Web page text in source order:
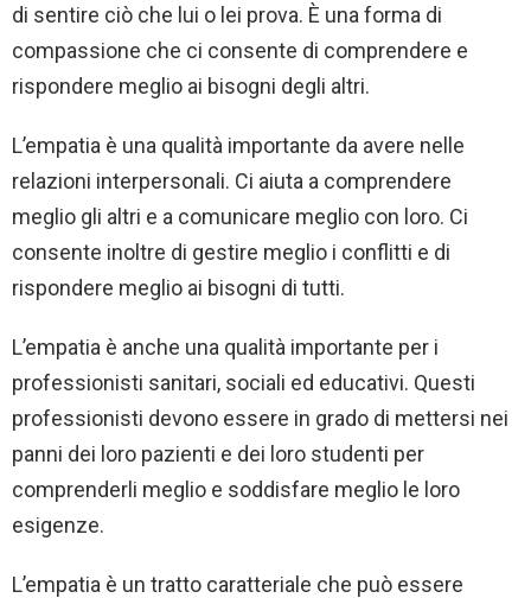
di sentire ciò che lui o lei prova. È una forma di
compassione che ci consente di comprendere e
rispondere meglio ai bisogni degli altri.
L’empatia è una qualità importante da avere nelle
relazioni interpersonali. Ci aiuta a comprendere
meglio gli altri e a comunicare meglio con loro. Ci
consente inoltre di gestire meglio i conflitti e di
rispondere meglio ai bisogni di tutti.
L’empatia è anche una qualità importante per i
professionisti sanitari, sociali ed educativi. Questi
professionisti devono essere in grado di mettersi nei
panni dei loro pazienti e dei loro studenti per
comprenderli meglio e soddisfare meglio le loro
esigenze.
L’empatia è un tratto caratteriale che può essere